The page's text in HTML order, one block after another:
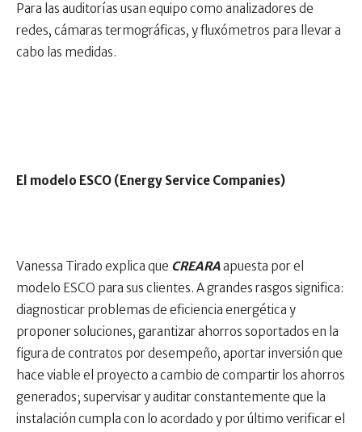
Para las auditorías usan equipo como analizadores de
redes, cámaras termográficas, y fluxómetros para llevar a
cabo las medidas.
El modelo ESCO (Energy Service Companies)
Vanessa Tirado explica que CREARAapuesta por el
modelo ESCO para sus clientes. A grandes rasgos significa:
diagnosticar problemas de eficiencia energética y
proponer soluciones, garantizar ahorros soportados en la
figura de contratos por desempeño, aportar inversión que
hace viable el proyecto a cambio de compartir los ahorros
generados; supervisar y auditar constantemente que la
instalación cumpla con lo acordado y por último verificar el